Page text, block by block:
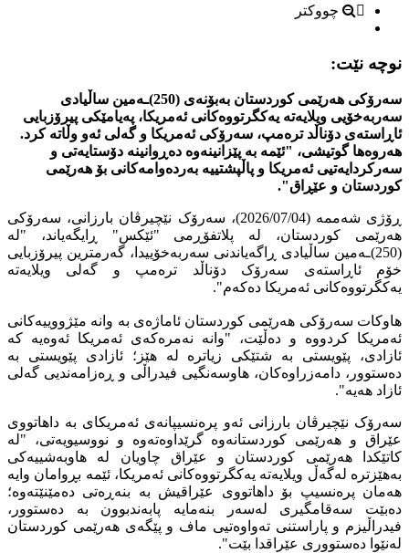
چووکتر
نوچە نێت:
سەرۆکی هەرێمی کوردستان بەبۆنەی (250)ـەمین ساڵیادی
سەربەخۆیی ویلایەتە یەکگرتووەکانی ئەمریکا، پەیامێکی پیرۆزبایی
ئاڕاستەی دۆناڵد ترەمپ، سەرۆکی ئەمریکا و گەلی ئەو وڵاتە کرد.
هەروەها گوتیشی، "ئێمە بە پێزانینەوە دەڕوانینە دۆستایەتی و
سەرکردایەتیی ئەمریکا و پاڵپشتییە بەردەوامەکانی بۆ هەرێمی
کوردستان و عێڕاق".
ڕۆژی شەممە (2026/07/04)، سەرۆک نێچیرڤان بارزانی، سەرۆکی
هەرێمی کوردستان، لە پلاتفۆڕمی "ئێکس" ڕایگەیاند، "لە
(250)ـەمین ساڵیادی ڕاگەیاندنی سەربەخۆییدا، گەرمترین پیرۆزبایی
خۆم ئاڕاستەی سەرۆک دۆناڵد ترەمپ و گەلی ویلایەتە
یەکگرتووەکانی ئەمریکا دەکەم".
هاوکات سەرۆکی هەرێمی کوردستان ئاماژەی بە وانە مێژووییەکانی
ئەمریکا کردووە و دەڵێت، "وانە نەمرەکەی ئەمریکا ئەوەیە کە
ئازادی، پێویستی بە شتێکی زیاترە لە هێز؛ ئازادی پێویستی بە
دەستوور، دامەزراوەکان، هاوسەنگیی فیدراڵی و ڕەزامەندیی گەلی
ئازاد هەیە".
سەرۆک نێچیرڤان بارزانی ئەو پرەنسیپانەی ئەمریکای بە داهاتووی
عێراق و هەرێمی کوردستانەوە گرێداوەتەوە و نووسیویەتی، "لە
کاتێکدا هەرێمی کوردستان و عێراق چاویان لە هاوبەشییەکی
بەهێزترە لەگەڵ ویلایەتە یەکگرتووەکانی ئەمریکا، ئێمە بڕوامان وایە
هەمان پرەنسیپ بۆ داهاتووی عێراقیش بە بنەڕەتی دەمێنێتەوە؛
دەبێت سەقامگیری لەسەر بنەمایە پابەندبوون بە دەستوور،
فیدراڵیزم و پاراستنی تەواوەتیی ماف و پێگەی هەرێمی کوردستان
لەنێوا دەستووری عێراقدا بێت".